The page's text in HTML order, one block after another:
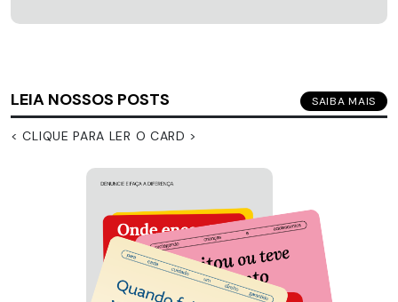
LEIA NOSSOS POSTS SAIBA MAIS
< CLIQUE PARA LER O CARD >